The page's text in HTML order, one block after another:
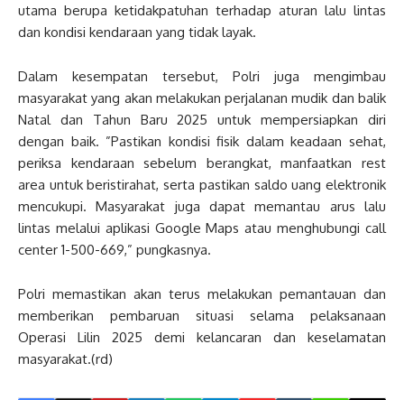
utama berupa ketidakpatuhan terhadap aturan lalu lintas
dan kondisi kendaraan yang tidak layak.
Dalam kesempatan tersebut, Polri juga mengimbau
masyarakat yang akan melakukan perjalanan mudik dan balik
Natal dan Tahun Baru 2025 untuk mempersiapkan diri
dengan baik. ”Pastikan kondisi fisik dalam keadaan sehat,
periksa kendaraan sebelum berangkat, manfaatkan rest
area untuk beristirahat, serta pastikan saldo uang elektronik
mencukupi. Masyarakat juga dapat memantau arus lalu
lintas melalui aplikasi Google Maps atau menghubungi call
center 1-500-669,” pungkasnya.
Polri memastikan akan terus melakukan pemantauan dan
memberikan pembaruan situasi selama pelaksanaan
Operasi Lilin 2025 demi kelancaran dan keselamatan
masyarakat.(rd)